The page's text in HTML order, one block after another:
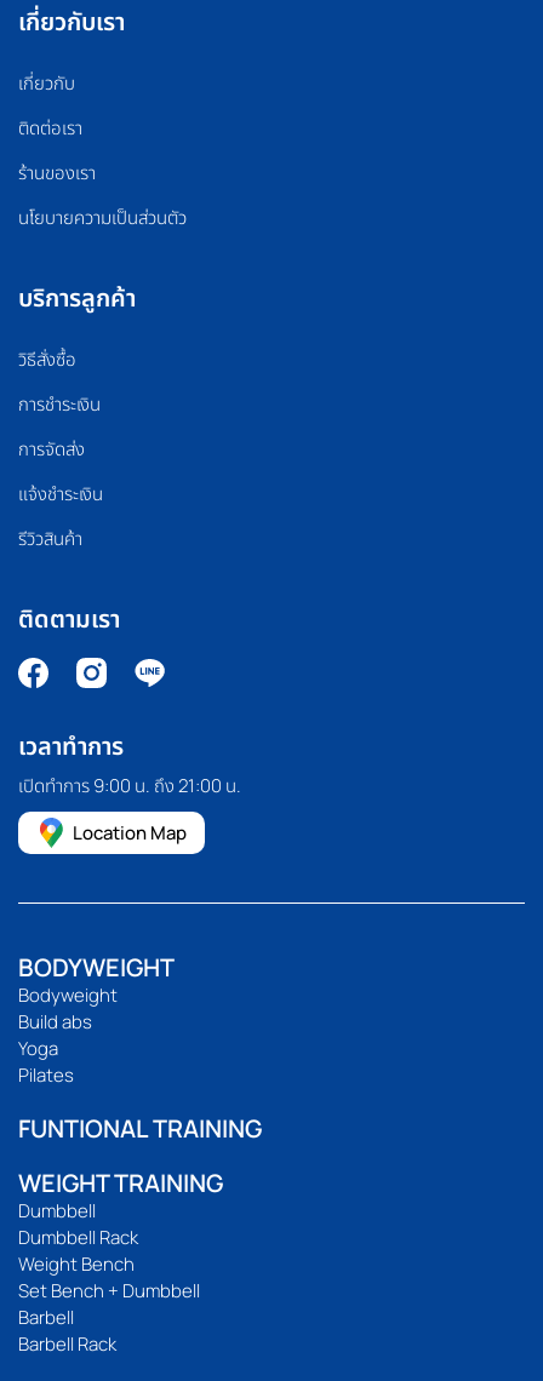
เกี่ยวกับเรา
เกี่ยวกับ
ติดต่อเรา
ร้านของเรา
นโยบายความเป็นส่วนตัว
บริการลูกค้า
วิธีสั่งซื้อ
การชำระเงิน
การจัดส่ง
แจ้งชำระเงิน
รีวิวสินค้า
ติดตามเรา
เวลาทำการ
เปิดทำการ 9:00 น. ถึง 21:00 น.
Location Map
BODYWEIGHT
Bodyweight
Build abs
Yoga
Pilates
FUNTIONAL TRAINING
WEIGHT TRAINING
Dumbbell
Dumbbell Rack
Weight Bench
Set Bench + Dumbbell
Barbell
Barbell Rack